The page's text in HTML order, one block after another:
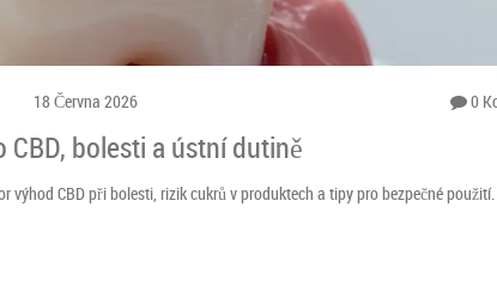
18 Června 2026 0
bolesti a ústní dutině
CBD při bolesti, rizik cukrů v produktech a tipy pro bezpečné použití.